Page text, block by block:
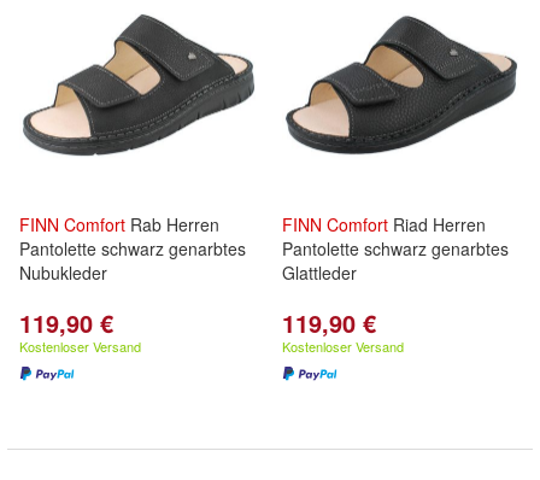
FINN Comfort Rab Herren
Pantolette schwarz genarbtes
Nubukleder
119,90 €
Kostenloser Versand
FINN Comfort Riad Herren
Pantolette schwarz genarbtes
Glattleder
119,90 €
Kostenloser Versand